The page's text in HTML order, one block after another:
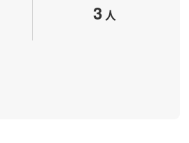
3 人